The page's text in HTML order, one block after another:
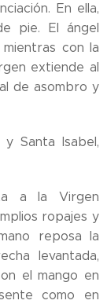
En ella,
pie. El ángel
con la
extiende al
de asombro y
Santa Isabel,
a la Virgen
ropajes y
reposa la
levantada,
el mango en
como en